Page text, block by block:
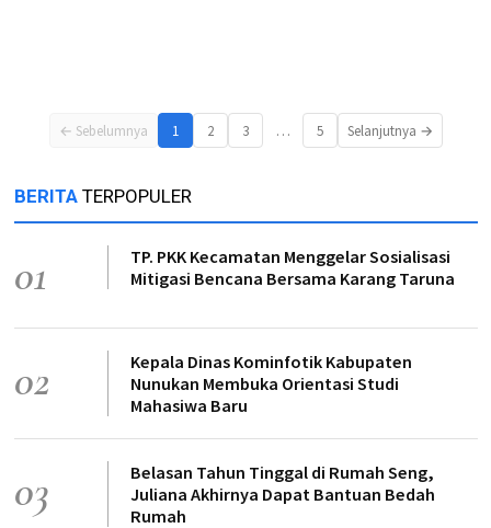
← Sebelumnya 1 2 3 … 5 Selanjutnya →
BERITA TERPOPULER
01
TP. PKK Kecamatan Menggelar Sosialisasi
Mitigasi Bencana Bersama Karang Taruna
02
Kepala Dinas Kominfotik Kabupaten
Nunukan Membuka Orientasi Studi
Mahasiwa Baru
03
Belasan Tahun Tinggal di Rumah Seng,
Juliana Akhirnya Dapat Bantuan Bedah
Rumah